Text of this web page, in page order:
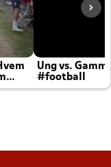
Ung vs.
#football